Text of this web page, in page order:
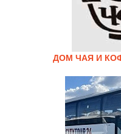
ДОМ ЧАЯ И